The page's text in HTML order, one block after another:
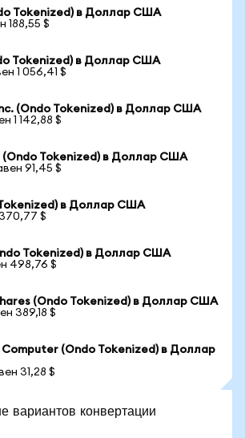
Tokenized) в Доллар США
188,55 $
Tokenized) в Доллар США
1 056,41 $
(Ondo Tokenized) в Доллар США
1 142,88 $
(Ondo Tokenized) в Доллар США
91,45 $
в Доллар США
$
Tokenized) в Доллар США
498,76 $
(Ondo Tokenized) в Доллар США
389,18 $
Computer (Ondo Tokenized) в Доллар
31,28 $
вариантов конвертации